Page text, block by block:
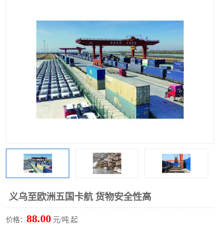
义乌至欧洲五国卡航 货物安全性高
价格： 88.00 元/吨 起